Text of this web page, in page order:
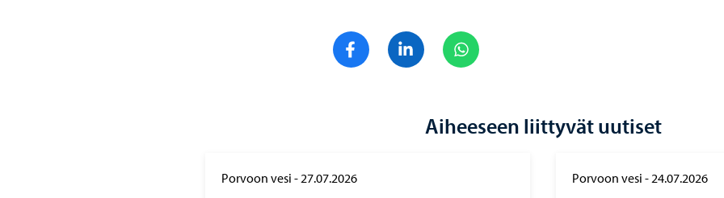
Jaa FacebookJaa LinkedIn
Aiheeseen liittyvät uutiset
Porvoon vesi -27.07.2026 Porvoon vesi -24.07.2026